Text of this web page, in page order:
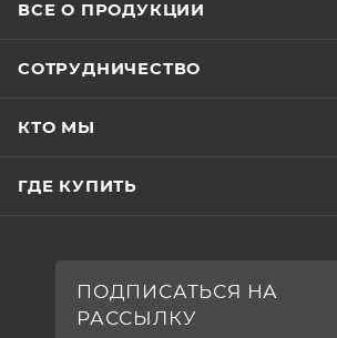
ВСЕ О ПРОДУКЦИИ
СОТРУДНИЧЕСТВО
КТО МЫ
ГДЕ КУПИТЬ
ПОДПИСАТЬСЯ НА
РАССЫЛКУ